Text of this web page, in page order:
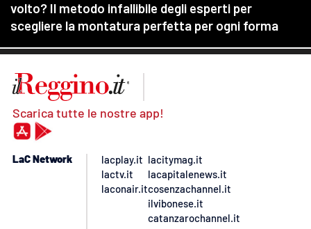
Scarica tutte le nostre app!
LaC Network
lacplay.it
lactv.it
laconair.it
lacitymag.it
lacapitalenews.it
cosenzachannel.it
ilvibonese.it
catanzarochannel.it